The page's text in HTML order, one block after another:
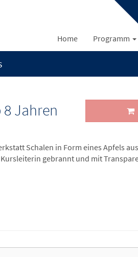
Home Programm
Jahren
Schalen in Form eines Apfels
gebrannt und mit